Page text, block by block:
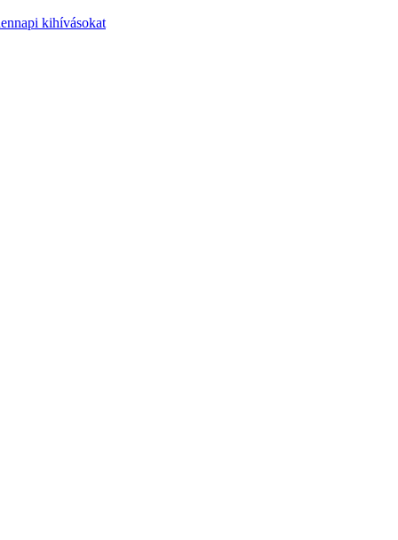
kihívásokat